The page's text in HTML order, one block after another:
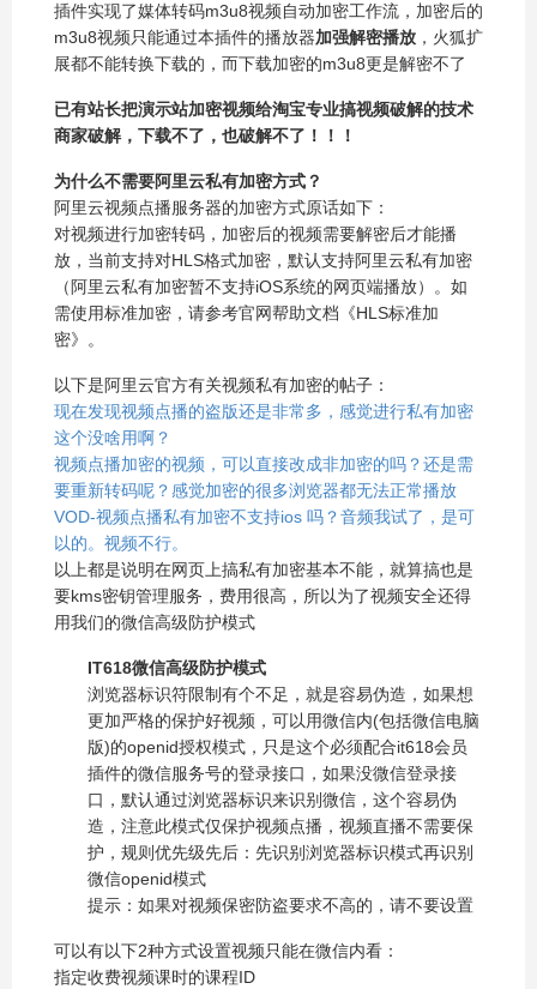
插件实现了媒体转码m3u8视频自动加密工作流，加密后的
m3u8视频只能通过本插件的播放器加强解密播放 ，火狐扩
展都不能转换下载的，而下载加密的m3u8更是解密不了
已有站长把演示站加密视频给淘宝专业搞视频破解的技术
商家破解，下载不了，也破解不了！！！
为什么不需要阿里云私有加密方式？
阿里云视频点播服务器的加密方式原话如下：
对视频进行加密转码，加密后的视频需要解密后才能播
放，当前支持对HLS格式加密，默认支持阿里云私有加密
（阿里云私有加密暂不支持iOS系统的网页端播放）。如
需使用标准加密，请参考官网帮助文档《HLS标准加
密》。
以下是阿里云官方有关视频私有加密的帖子：
现在发现视频点播的盗版还是非常多，感觉进行私有加密
这个没啥用啊？
视频点播加密的视频，可以直接改成非加密的吗？还是需
要重新转码呢？感觉加密的很多浏览器都无法正常播放
VOD-视频点播私有加密不支持ios 吗？音频我试了，是可
以的。视频不行。
以上都是说明在网页上搞私有加密基本不能，就算搞也是
要kms密钥管理服务，费用很高，所以为了视频安全还得
用我们的微信高级防护模式
IT618微信高级防护模式
浏览器标识符限制有个不足，就是容易伪造，如果想
更加严格的保护好视频，可以用微信内(包括微信电脑
版)的openid授权模式，只是这个必须配合it618会员
插件的微信服务号的登录接口，如果没微信登录接
口，默认通过浏览器标识来识别微信，这个容易伪
造，注意此模式仅保护视频点播，视频直播不需要保
护，规则优先级先后：先识别浏览器标识模式再识别
微信openid模式
提示：如果对视频保密防盗要求不高的，请不要设置
可以有以下2种方式设置视频只能在微信内看：
指定收费视频课时的课程ID